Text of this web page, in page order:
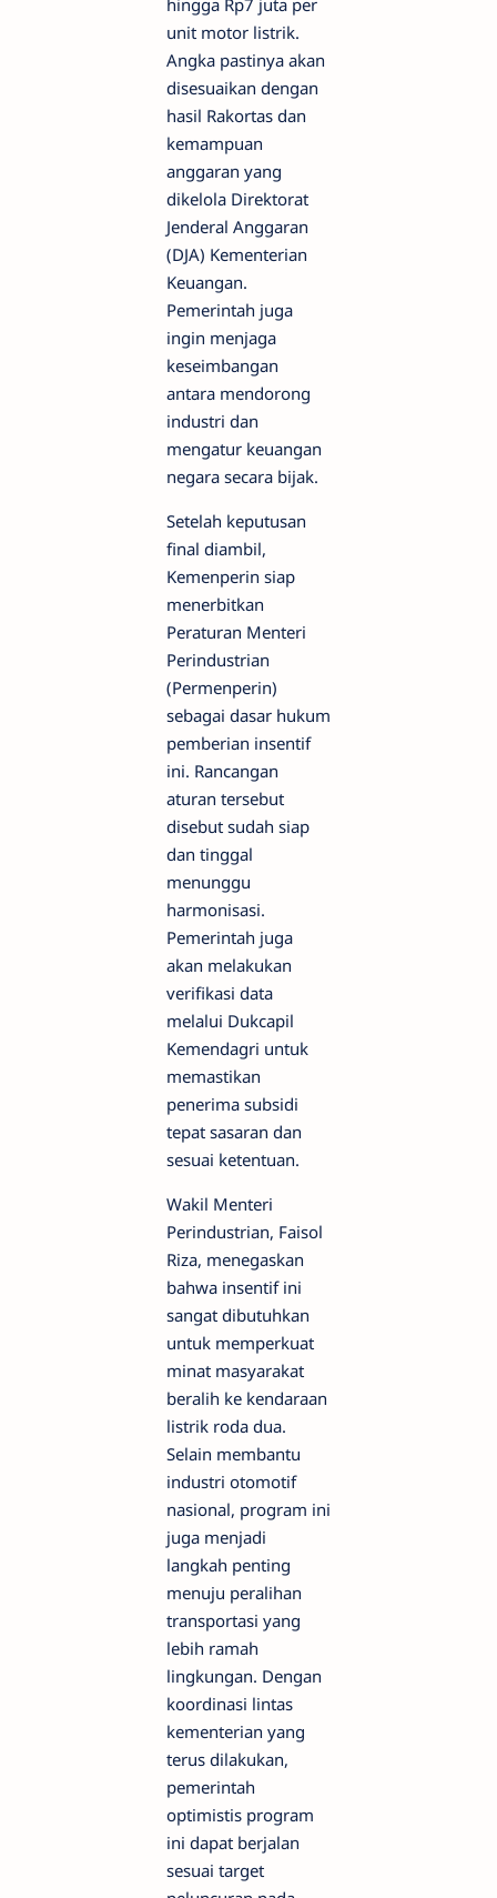
hingga Rp7 juta per
unit motor listrik.
Angka pastinya akan
disesuaikan dengan
hasil Rakortas dan
kemampuan
anggaran yang
dikelola Direktorat
Jenderal Anggaran
(DJA) Kementerian
Keuangan.
Pemerintah juga
ingin menjaga
keseimbangan
antara mendorong
industri dan
mengatur keuangan
negara secara bijak.
Setelah keputusan
final diambil,
Kemenperin siap
menerbitkan
Peraturan Menteri
Perindustrian
(Permenperin)
sebagai dasar hukum
pemberian insentif
ini. Rancangan
aturan tersebut
disebut sudah siap
dan tinggal
menunggu
harmonisasi.
Pemerintah juga
akan melakukan
verifikasi data
melalui Dukcapil
Kemendagri untuk
memastikan
penerima subsidi
tepat sasaran dan
sesuai ketentuan.
Wakil Menteri
Perindustrian, Faisol
Riza, menegaskan
bahwa insentif ini
sangat dibutuhkan
untuk memperkuat
minat masyarakat
beralih ke kendaraan
listrik roda dua.
Selain membantu
industri otomotif
nasional, program ini
juga menjadi
langkah penting
menuju peralihan
transportasi yang
lebih ramah
lingkungan. Dengan
koordinasi lintas
kementerian yang
terus dilakukan,
pemerintah
optimistis program
ini dapat berjalan
sesuai target